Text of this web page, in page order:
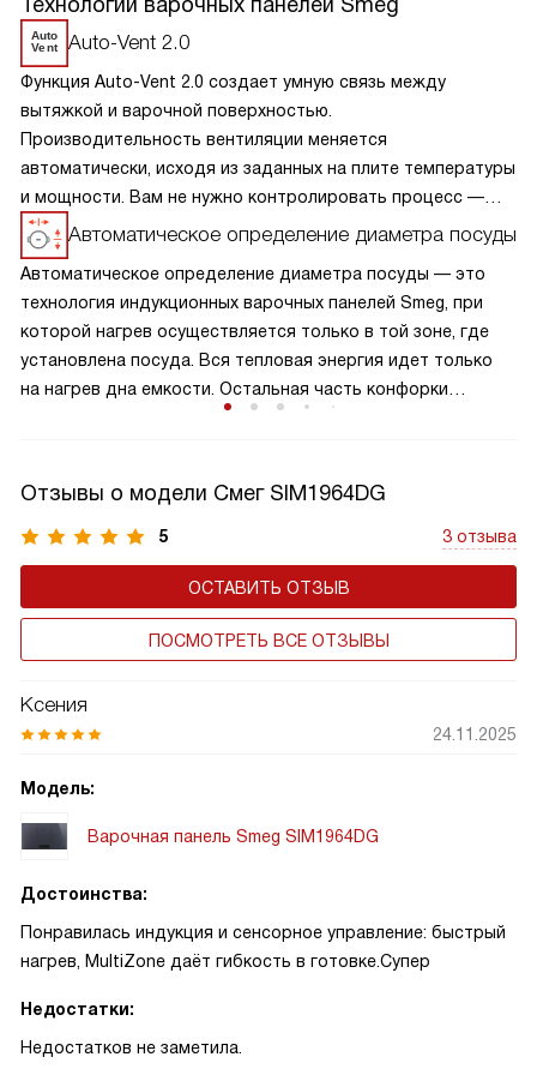
Технологии варочных панелей Smeg
Auto-Vent 2.0
Функция Auto-Vent 2.0 создает умную связь между
вытяжкой и варочной поверхностью.
Производительность вентиляции меняется
автоматически, исходя из заданных на плите температуры
и мощности. Вам не нужно контролировать процесс —
техника сама подбирает нужный режим всасывания. Это
повышает комфорт во время готовки и гарантирует
эффективное удаление запахов.
Автоматическое определение диаметра посуды
Автоматическое определение диаметра посуды — это
технология индукционных варочных панелей Smeg, при
которой нагрев осуществляется только в той зоне, где
установлена посуда. Вся тепловая энергия идет только
на нагрев дна емкости. Остальная часть конфорки
Отзывы о модели Смег SIM1964DG
5 3 отзыва
ОСТАВИТЬ ОТЗЫВ
ПОСМОТРЕТЬ ВСЕ ОТЗЫВЫ
Ксения
24.11.2025
Модель:
Варочная панель Smeg SIM1964DG
Достоинства:
Понравилась индукция и сенсорное управление: быстрый
нагрев, MultiZone даёт гибкость в готовке.Супер
Недостатки:
Недостатков не заметила.